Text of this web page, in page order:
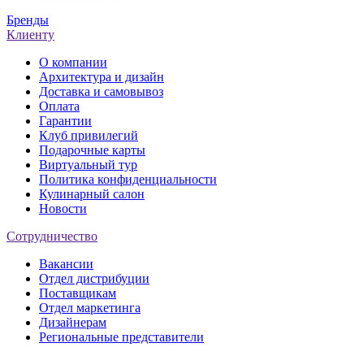
Бренды
Клиенту
О компании
Архитектура и дизайн
Доставка и самовывоз
Оплата
Гарантии
Клуб привилегий
Подарочные карты
Виртуальный тур
Политика конфиденциальности
Кулинарный салон
Новости
Сотрудничество
Вакансии
Отдел дистрибуции
Поставщикам
Отдел маркетинга
Дизайнерам
Региональные представители